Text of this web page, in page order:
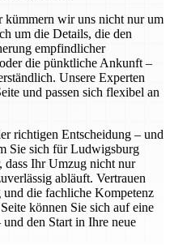
kümmern wir uns nicht nur um
um die Details, die den
empfindlicher
die pünktliche Ankunft –
Unsere Experten
und passen sich flexibel an
richtigen Entscheidung – und
Sie sich für Ludwigsburg
dass Ihr Umzug nicht nur
abläuft. Vertrauen
und die fachliche Kompetenz
können Sie sich auf eine
den Start in Ihre neue